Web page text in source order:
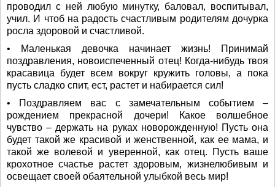
проводил с ней любую минутку, баловал, воспитывал,
учил. И чтоб на радость счастливым родителям дочурка
росла здоровой и счастливой.
• Маленькая девочка начинает жизнь! Принимай
поздравления, новоиспеченный отец! Когда-нибудь твоя
красавица будет всем вокруг кружить головы, а пока
пусть сладко спит, ест, растет и набирается сил!
• Поздравляем вас с замечательным событием –
рождением прекрасной дочери! Какое волшебное
чувство – держать на руках новорожденную! Пусть она
будет такой же красивой и женственной, как ее мама, и
такой же волевой и уверенной, как отец. Пусть ваше
крохотное счастье растет здоровым, жизнелюбивым и
освещает своей обаятельной улыбкой весь мир!